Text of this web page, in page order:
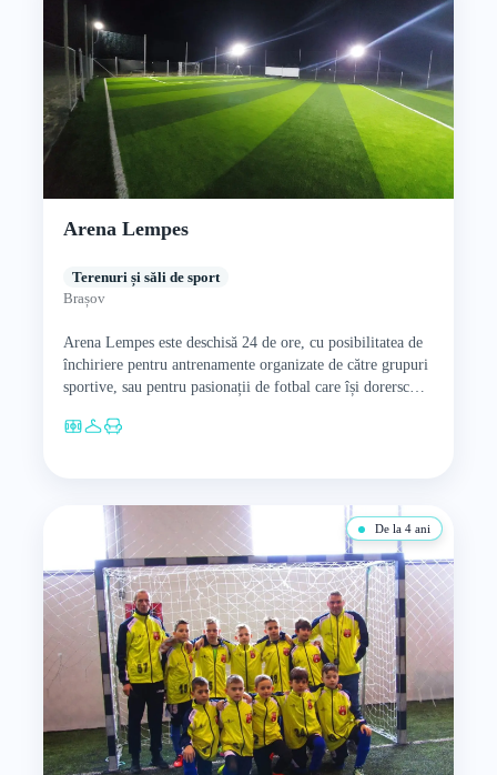
Arena Lempes
Terenuri și săli de sport
Brașov
Arena Lempes este deschisă 24 de ore, cu posibilitatea de
închiriere pentru antrenamente organizate de către grupuri
sportive, sau pentru pasionații de fotbal care își dorersc…
De la 4 ani